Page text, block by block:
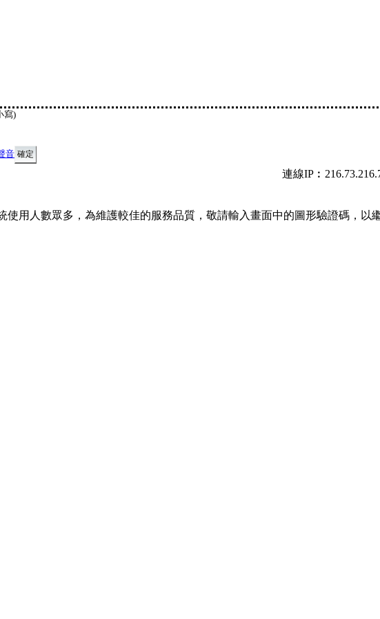
寫)
音
連線
使用人數眾多，為維護較佳的服務品質，敬請輸入畫面中的圖形驗證碼，以